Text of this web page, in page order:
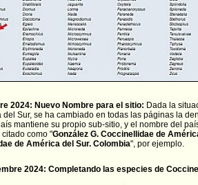
2024: Nuevo Nombre para el sitio: Dada la
del Sur, se ha cambiado en todas las páginas la
mantiene su propio sub-sitio, y el nombre del
como "González G. Coccinellidae de
de América del Sur. Colombia", por ejemplo.
2024: Completando las especies de